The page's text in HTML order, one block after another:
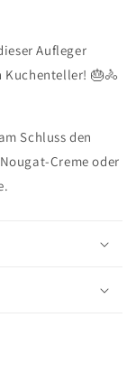
Aufleger
Kuchenteller! 🎂🚴
Schluss den
Creme oder